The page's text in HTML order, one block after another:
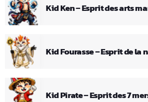
Kid Ken – Esprit des arts
Kid Fourasse – Esprit de la
Kid Pirate – Esprit des 7